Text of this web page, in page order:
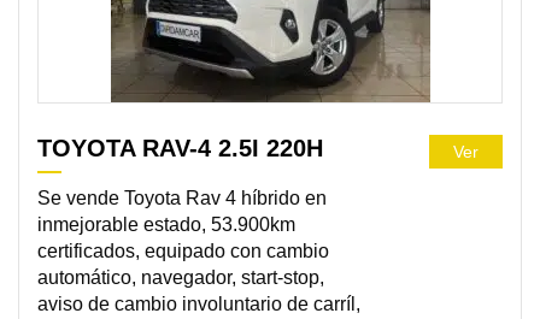
TOYOTA RAV-4 2.5I 220H
Se vende Toyota Rav 4 híbrido en
inmejorable estado, 53.900km
certificados, equipado con cambio
automático, navegador, start-stop,
aviso de cambio involuntario de carríl,
Ver